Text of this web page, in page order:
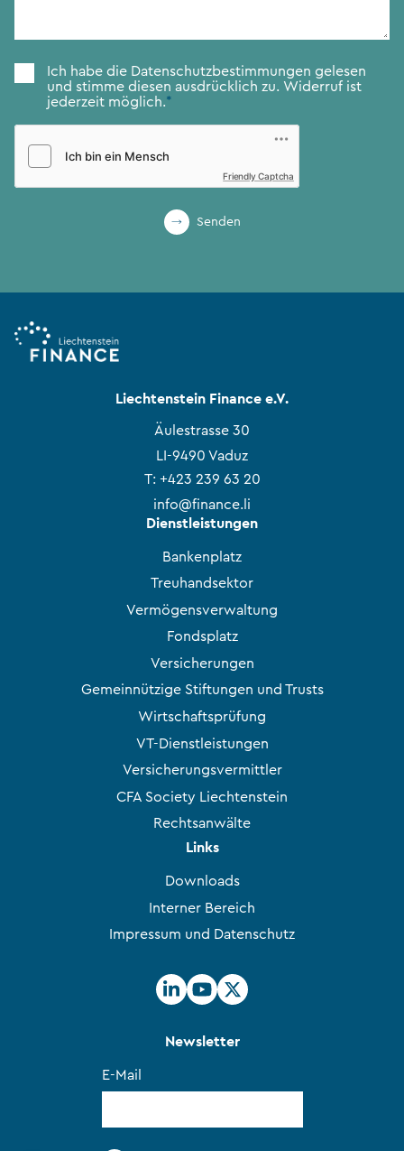
Zustimmung*
Ich habe die Datenschutzbestimmungen gelesen
und stimme diesen ausdrücklich zu. Widerruf ist
jederzeit möglich.*
Friendly Captcha
Senden
Liechtenstein Finance e.V.
Äulestrasse 30
LI-9490 Vaduz
T: +423 239 63 20
info@finance.li
Dienstleistungen
Bankenplatz
Treuhandsektor
Vermögensverwaltung
Fondsplatz
Versicherungen
Gemeinnützige Stiftungen und Trusts
Wirtschaftsprüfung
VT-Dienstleistungen
Versicherungsvermittler
CFA Society Liechtenstein
Rechtsanwälte
Links
Downloads
Interner Bereich
Impressum und Datenschutz
Newsletter
E-Mail